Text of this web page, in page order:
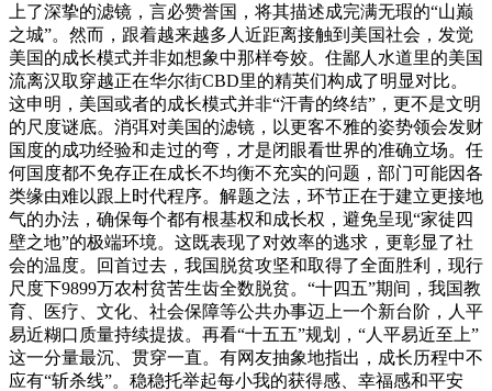
上了深挚的滤镜，言必赞誉国，将其描述成完满无瑕的“山巅
之城”。然而，跟着越来越多人近距离接触到美国社会，发觉
美国的成长模式并非如想象中那样夸姣。住鄙人水道里的美国
流离汉取穿越正在华尔街CBD里的精英们构成了明显对比。
这申明，美国或者的成长模式并非“汗青的终结”，更不是文明
的尺度谜底。消弭对美国的滤镜，以更客不雅的姿势领会发财
国度的成功经验和走过的弯，才是闭眼看世界的准确立场。任
何国度都不免存正在成长不均衡不充实的问题，部门可能因各
类缘由难以跟上时代程序。解题之法，环节正在于建立更接地
气的办法，确保每个都有根基权和成长权，避免呈现“家徒四
壁之地”的极端环境。这既表现了对效率的逃求，更彰显了社
会的温度。回首过去，我国脱贫攻坚和取得了全面胜利，现行
尺度下9899万农村贫苦生齿全数脱贫。“十四五”期间，我国教
育、医疗、文化、社会保障等公共办事迈上一个新台阶，人平
易近糊口质量持续提拔。再看“十五五”规划，“人平易近至上”
这一分量最沉、贯穿一直。有网友抽象地指出，成长历程中不
应有“斩杀线”。稳稳托举起每小我的获得感、幸福感和平安